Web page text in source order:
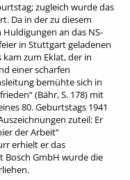
zugleich wurde das
Da in der zu diesem
an das NS-
in Stuttgart geladenen
zum Eklat, der in
einer scharfen
bemühte sich in
(Bähr, S. 178) mit
80. Geburtstags 1941
zuteil: Er
der Arbeit“
erhielt er das
Bosch GmbH wurde die